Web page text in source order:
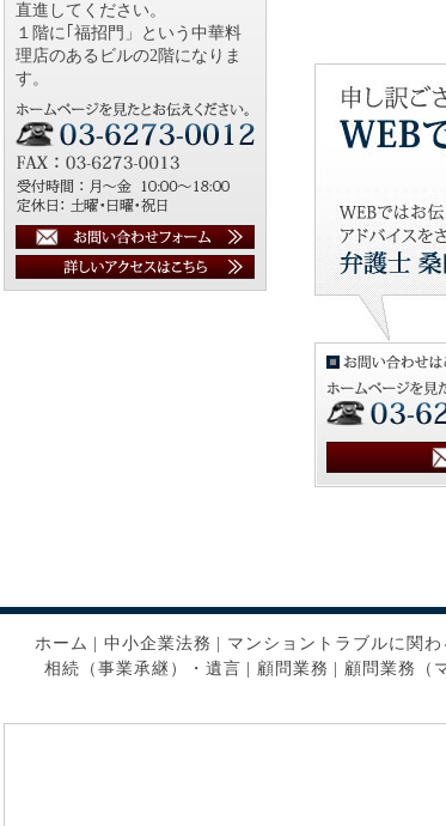
直進してください。
１階に｢福招門」という中華料
理店のあるビルの2階になりま
す。
ホーム 中小企業法務 マンショントラブルに関わ
相続（事業承継）・遺言
顧問業務 顧問業務（